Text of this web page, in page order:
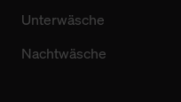
Unterwäsche
Nachtwäsche